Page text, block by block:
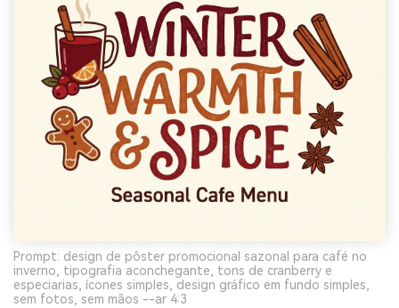
Prompt: design de pôster promocional sazonal para café no
inverno, tipografia aconchegante, tons de cranberry e
especiarias, ícones simples, design gráfico em fundo simples,
sem fotos, sem mãos --ar 4:3